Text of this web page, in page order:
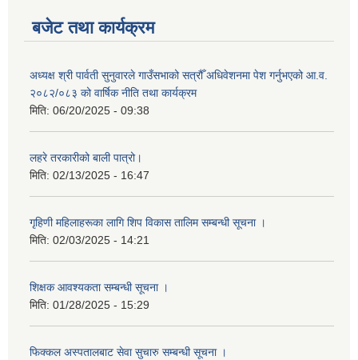
बजेट तथा कार्यक्रम
अध्यक्ष श्री पार्वती सुनुवारले गाउँसभाको सत्रौँ अधिवेशनमा पेश गर्नुभएको आ.व.
२०८२/०८३ को वार्षिक नीति तथा कार्यक्रम
मिति: 06/20/2025 - 09:38
लहरे तरकारीको बाली पात्रो।
मिति: 02/13/2025 - 16:47
गृहिणी महिलाहरूका लागि शिप विकास तालिम सम्बन्धी सूचना ‌।
मिति: 02/03/2025 - 14:21
शिक्षक आवश्यकता सम्बन्धी सूचना ।
मिति: 01/28/2025 - 15:29
फिक्कल अस्पतालबाट सेवा सुचारु सम्बन्धी सूचना ।